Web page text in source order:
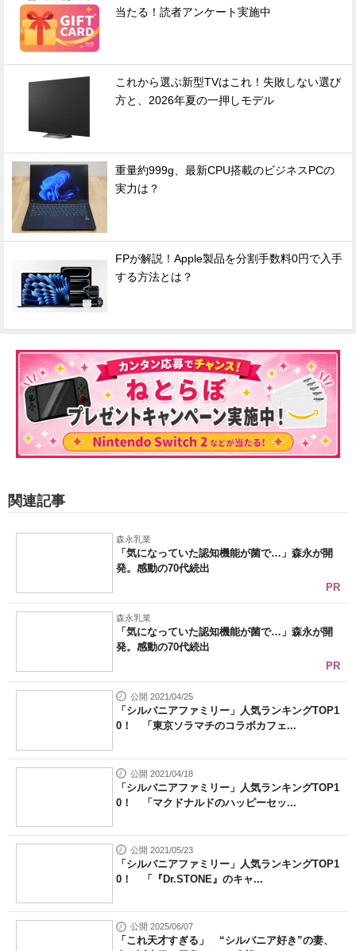
当たる！読者アンケート実施中
これから選ぶ新型TVはこれ！失敗しない選び
方と、2026年夏の一押しモデル
重量約999g、最新CPU搭載のビジネスPCの
実力は？
FPが解説！Apple製品を分割手数料0円で入手
する方法とは？
関連記事
森永乳業
「気になっていた認知機能が菌で…」森永が開
発。感動の70代続出
PR
森永乳業
「気になっていた認知機能が菌で…」森永が開
発。感動の70代続出
PR
公開 2021/04/25
「シルバニアファミリー」人気ランキングTOP1
0！ 「東京ソラマチのコラボカフェ...
公開 2021/04/18
「シルバニアファミリー」人気ランキングTOP1
0！ 「マクドナルドのハッピーセッ...
公開 2021/05/23
「シルバニアファミリー」人気ランキングTOP1
0！ 「『Dr.STONE』のキャ...
公開 2025/06/07
「これ天才すぎる」 “シルバニア好き”の妻、